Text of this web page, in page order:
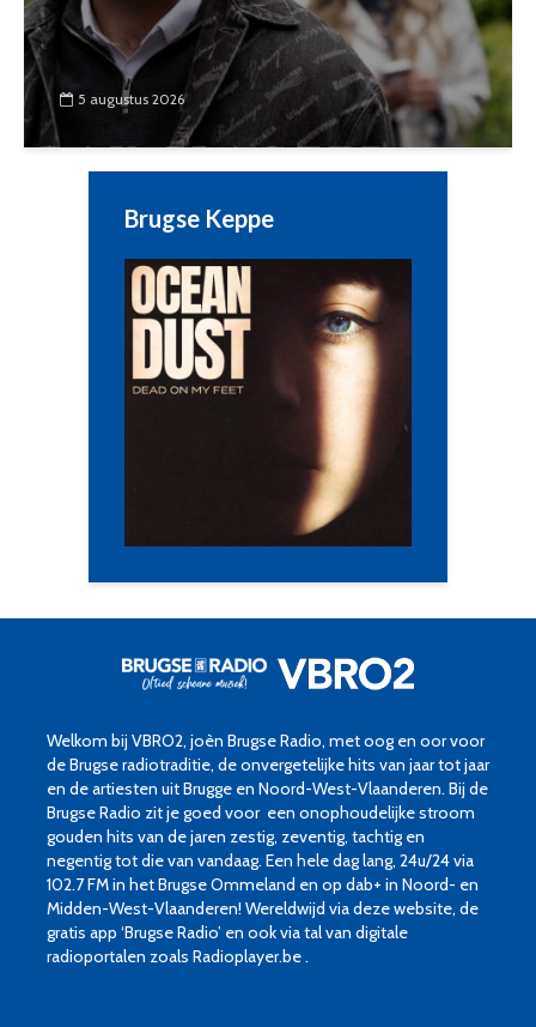
5 augustus 2026
Brugse Keppe
Welkom bij VBRO2, joèn Brugse Radio, met oog en oor voor
de Brugse radiotraditie, de onvergetelijke hits van jaar tot jaar
en de artiesten uit Brugge en Noord-West-Vlaanderen. Bij de
Brugse Radio zit je goed voor een onophoudelijke stroom
gouden hits van de jaren zestig, zeventig, tachtig en
negentig tot die van vandaag. Een hele dag lang, 24u/24 via
102.7 FM in het Brugse Ommeland en op dab+ in Noord- en
Midden-West-Vlaanderen! Wereldwijd via deze website, de
gratis app ‘Brugse Radio’ en ook via tal van digitale
radioportalen zoals Radioplayer.be .